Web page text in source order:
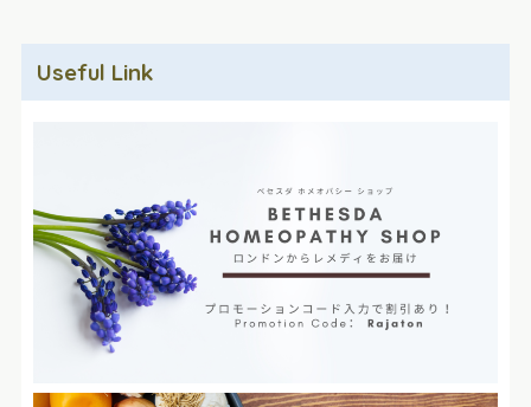
Useful Link